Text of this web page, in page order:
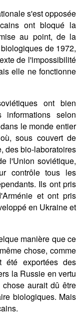
s'est opposée
ont bloqué la
au point, de la
de 1972,
de l'impossibilité
elle ne fonctionne
ont bien
selon
le monde entier
sous couvert de
des bio-laboratoires
l'Union soviétique,
contrôle tous les
Ils ont pris
et ont pris
en Ukraine et
manière que ce
chose, comme
été exportées des
la Russie en vertu
aurait dû être
biologiques. Mais